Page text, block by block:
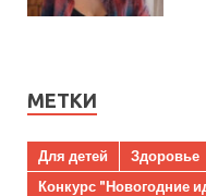
МЕТКИ
Для детей
Здоровье
Конкурс "Новогодние